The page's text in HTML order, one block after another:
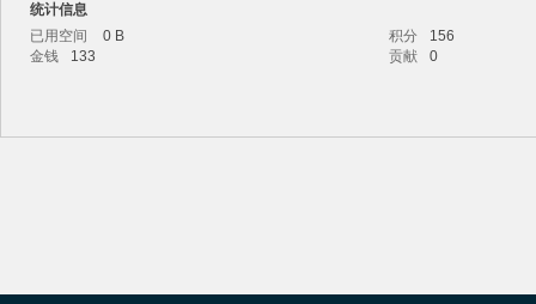
统计信息
已用空间
0 B 积分
156
金钱
133 贡献 0